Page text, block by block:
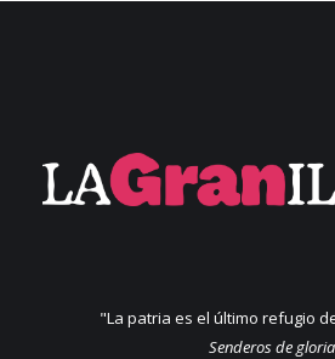
"La patria es el último refugio
Senderos de gloria